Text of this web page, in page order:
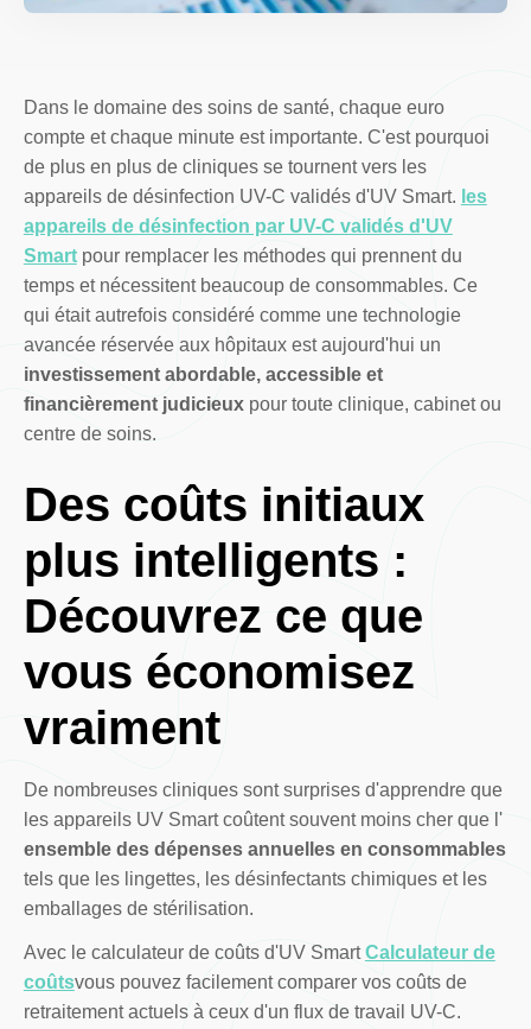
Dans le domaine des soins de santé, chaque euro
compte et chaque minute est importante. C'est pourquoi
de plus en plus de cliniques se tournent vers les
appareils de désinfection UV-C validés d'UV Smart. les
appareils de désinfection par UV-C validés d'UV
Smartpour remplacer les méthodes qui prennent du
temps et nécessitent beaucoup de consommables. Ce
qui était autrefois considéré comme une technologie
avancée réservée aux hôpitaux est aujourd'hui un
investissement abordable, accessible et
financièrement judicieuxpour toute clinique, cabinet ou
centre de soins.
Des coûts initiaux
plus intelligents :
Découvrez ce que
vous économisez
vraiment
De nombreuses cliniques sont surprises d'apprendre que
les appareils UV Smart coûtent souvent moins cher que l'
ensemble des dépenses annuelles en consommables
tels que les lingettes, les désinfectants chimiques et les
emballages de stérilisation.
Avec le calculateur de coûts d'UV SmartCalculateur de
coûtsvous pouvez facilement comparer vos coûts de
retraitement actuels à ceux d'un flux de travail UV-C.